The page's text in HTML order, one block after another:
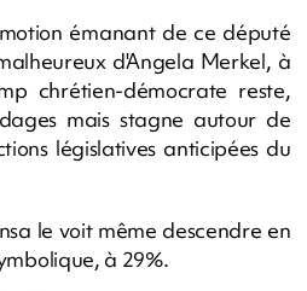
émanant de ce député
d'Angela Merkel, à
chrétien-démocrate reste,
mais stagne autour de
législatives anticipées du
le voit même descendre en
à 29%.